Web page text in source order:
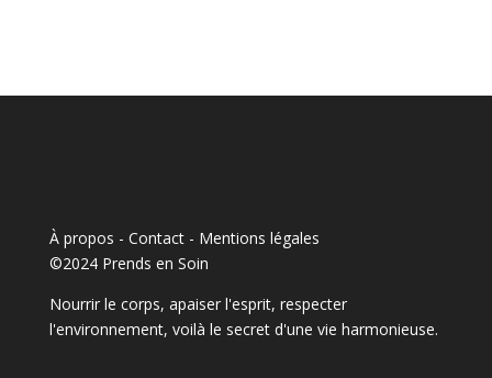
À propos - Contact- Mentions légales
©2024 Prends en Soin
Nourrir le corps, apaiser l'esprit, respecter
l'environnement, voilà le secret d'une vie harmonieuse.